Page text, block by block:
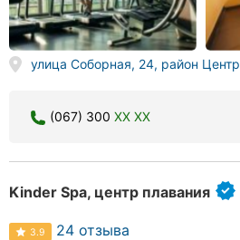
улица Соборная, 24, район Центр
(067) 300 XX XX
Kinder Spa, центр плавания
3.9 24 отзыва